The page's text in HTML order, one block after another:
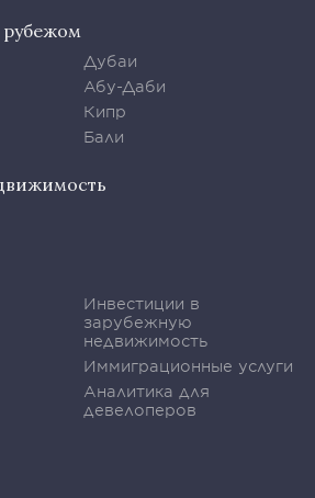
Дубаи
Абу-Даби
Кипр
Бали
Инвестиции в
зарубежную
недвижимость
Иммиграционные услуги
Аналитика для
девелоперов